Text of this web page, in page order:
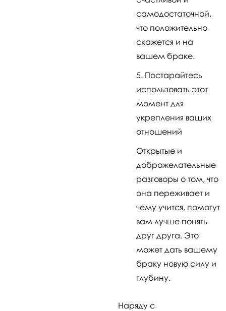
самодостаточной,
что положительно
скажется и на
вашем браке.
Постарайтесь
использовать этот
момент для
укрепления ваших
отношений
Открытые и
доброжелательные
разговоры о том, что
она переживает и
чему учится, помогут
вам лучше понять
друг друга. Это
может дать вашему
браку новую силу и
глубину.
Наряду с